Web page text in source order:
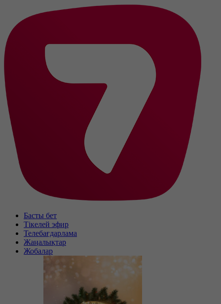
Басты бет
Тікелей эфир
Телебағдарлама
Жаңалықтар
Жобалар